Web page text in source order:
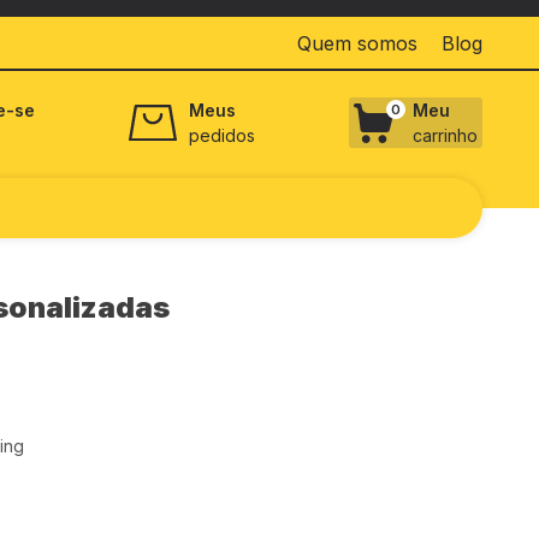
Quem somos Blog
se
Meus
pedidos
0
Meu
carrinho